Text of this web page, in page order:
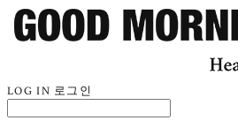
LOG IN 로그인